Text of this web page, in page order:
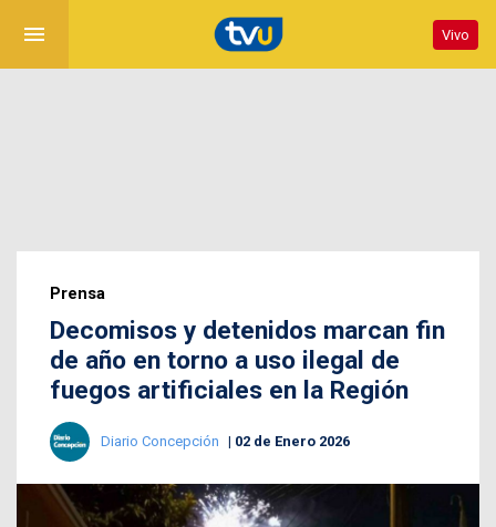
menu Vivo
Prensa
Decomisos y detenidos marcan fin
de año en torno a uso ilegal de
fuegos artificiales en la Región
Diario Concepción 02 de Enero 2026